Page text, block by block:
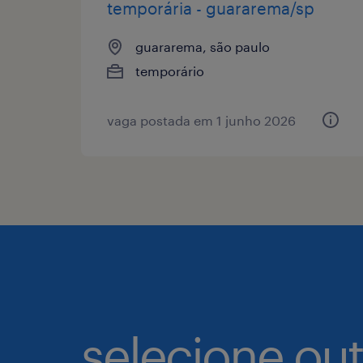
temporária - guararema/sp
guararema, são paulo
temporário
vaga postada em 1 junho 2026